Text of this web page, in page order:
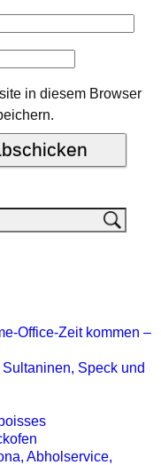
in diesem Browser
Office-Zeit kommen –
Speck und
Abholservice,